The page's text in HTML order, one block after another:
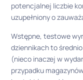
potencjalnej liczbie
uzupełniony o
Wstępne, testowe
dziennikach to
(nieco inaczej w
przypadku